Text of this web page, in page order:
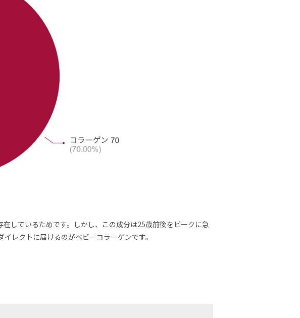
しているためです。しかし、この成分は25歳前後をピークに急
レクトに届けるのがベビーコラーゲンです。